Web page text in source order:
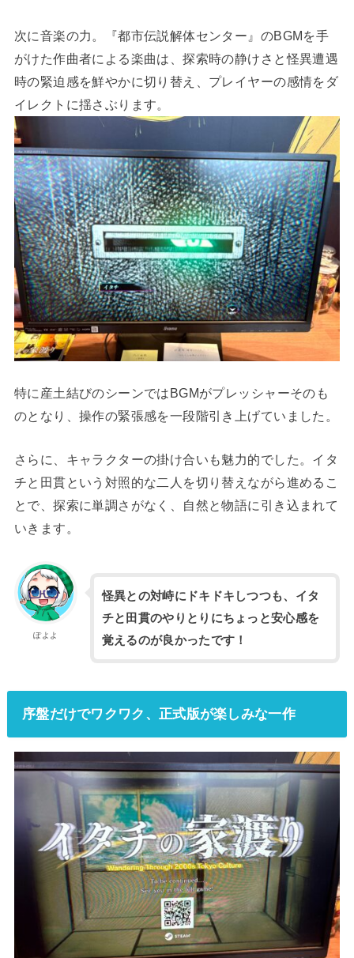
次に音楽の力。『都市伝説解体センター』のBGMを手
がけた作曲者による楽曲は、探索時の静けさと怪異遭遇
時の緊迫感を鮮やかに切り替え、プレイヤーの感情をダ
イレクトに揺さぶります。
特に産土結びのシーンではBGMがプレッシャーそのも
のとなり、操作の緊張感を一段階引き上げていました。
さらに、キャラクターの掛け合いも魅力的でした。イタ
チと田貫という対照的な二人を切り替えながら進めるこ
とで、探索に単調さがなく、自然と物語に引き込まれて
いきます。
ぽよよ
怪異との対峙にドキドキしつつも、イタ
チと田貫のやりとりにちょっと安心感を
覚えるのが良かったです！
序盤だけでワクワク、正式版が楽しみな一作